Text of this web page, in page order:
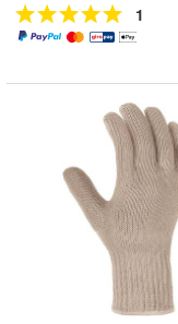
1